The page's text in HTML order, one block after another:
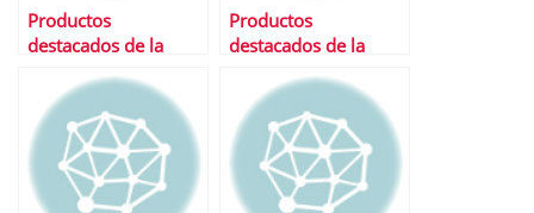
Productos
destacados de la
Productos
destacados de la